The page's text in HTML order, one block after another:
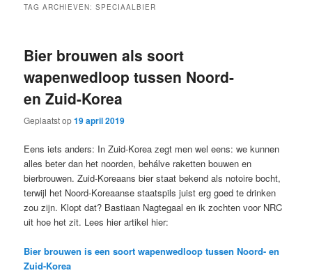
TAG ARCHIEVEN:SPECIAALBIER
Bier brouwen als soort
wapenwedloop tussen Noord-
en Zuid-Korea
Geplaatst op19 april 2019
Eens iets anders: In Zuid-Korea zegt men wel eens: we kunnen
alles beter dan het noorden, behálve raketten bouwen en
bierbrouwen. Zuid-Koreaans bier staat bekend als notoire bocht,
terwijl het Noord-Koreaanse staatspils juist erg goed te drinken
zou zijn. Klopt dat? Bastiaan Nagtegaal en ik zochten voor NRC
uit hoe het zit. Lees hier artikel hier:
Bier brouwen is een soort wapenwedloop tussen Noord- en
Zuid-Korea